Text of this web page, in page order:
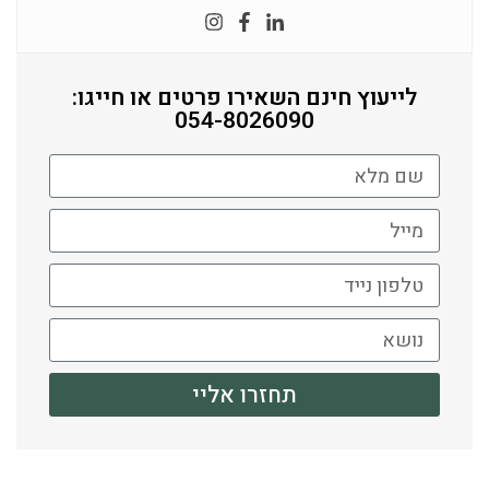
לייעוץ חינם השאירו פרטים או חייגו:
054-8026090
תחזרו אליי